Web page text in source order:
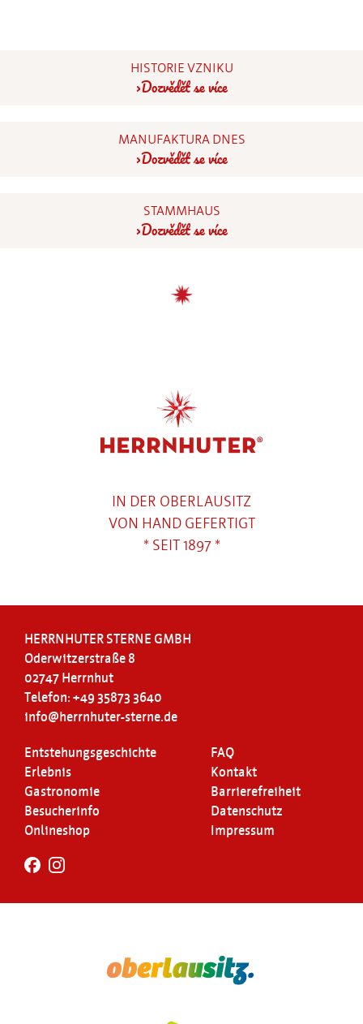
HISTORIE VZNIKU
Dozvědět se více
MANUFAKTURA DNES
Dozvědět se více
STAMMHAUS
Dozvědět se více
IN DER OBERLAUSITZ
VON HAND GEFERTIGT
* SEIT 1897 *
HERRNHUTER STERNE GMBH
Oderwitzerstraße 8
02747 Herrnhut
Telefon: +49 35873 3640
info@herrnhuter-sterne.de
Entstehungsgeschichte
Erlebnis
Gastronomie
Besucherinfo
Onlineshop
FAQ
Kontakt
Barrierefreiheit
Datenschutz
Impressum